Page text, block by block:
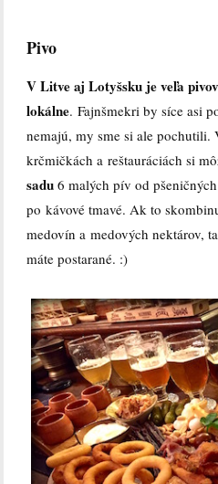
Pivo
V Litve aj Lotyšsku je veľa
lokálne. Fajnšmekri by síce asi
nemajú, my sme si ale pochutili.
krčmičkách a reštauráciách si
sadu 6 malých pív od
po kávové tmavé. Ak to
medovín a medových nektárov,
máte postarané. :)